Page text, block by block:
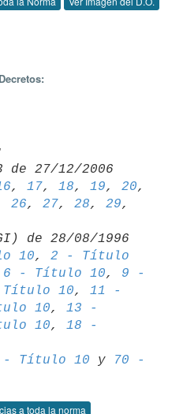
, 17, 18, 19, 20
26, 27, 28, 29
10, 2 - Título
6 - Título 10, 9 -
10, 11 -
10, 13 -
10, 18 -
- Título 10 y
70 -
a toda la norma